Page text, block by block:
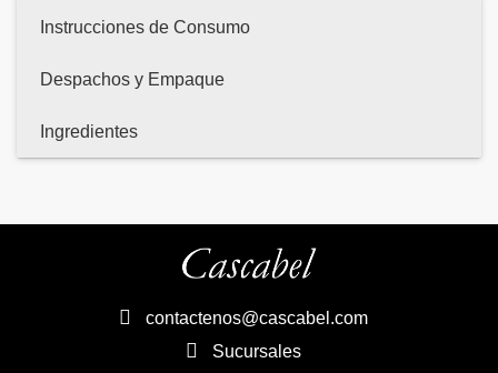
Instrucciones de Consumo
Despachos y Empaque
Ingredientes
contactenos@cascabel.com
Sucursales